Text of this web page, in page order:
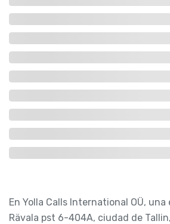
En Yolla Calls International OÜ,
Rävala pst 6-404A, ciudad de